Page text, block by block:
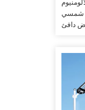
شمسي
دافئ